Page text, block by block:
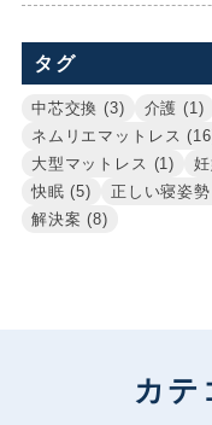
タグ
中芯交換 (3) 介護 (1)
ネムリエマットレス
大型マットレス (1)
快眠 (5)
正しい寝姿
解決案 (8)
カテ